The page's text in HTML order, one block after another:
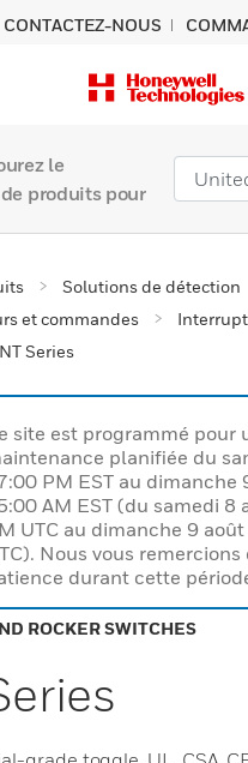
CONTACTEZ-NOUS
le
produits pour
Solutions de détection
et commandes
NT Series
site est programmé pour
planifiée du
PM EST au dimanche
AM EST (du samedi 8
UTC au dimanche 9
Nous vous remercions
durant cette
ROCKER SWITCHES